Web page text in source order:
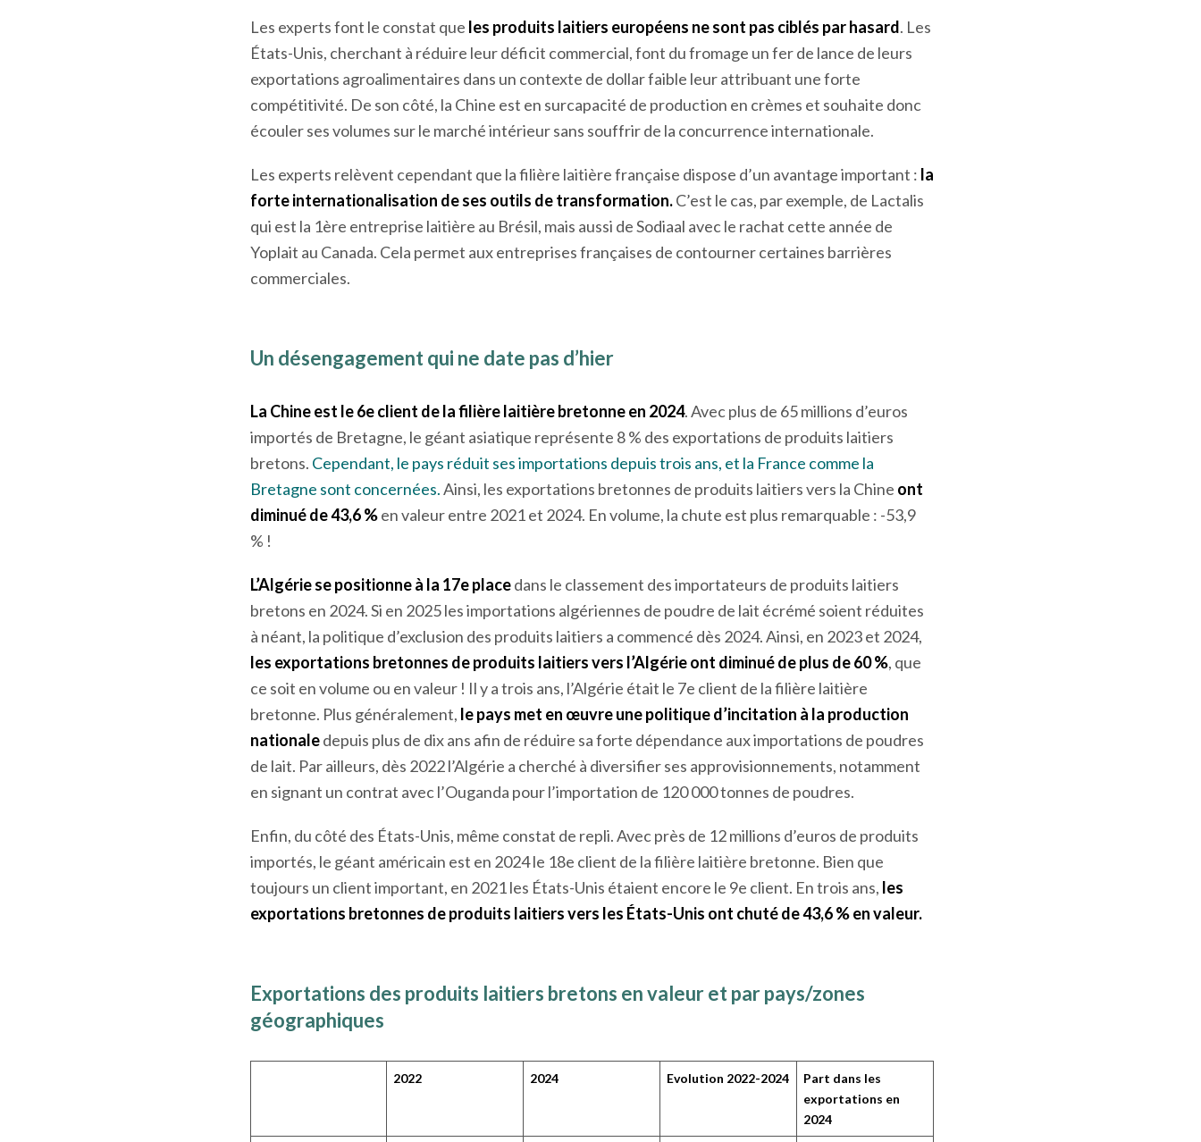
Les experts font le constat que les produits laitiers européens ne sont pas ciblés par hasard. Les
États-Unis, cherchant à réduire leur déficit commercial, font du fromage un fer de lance de leurs
exportations agroalimentaires dans un contexte de dollar faible leur attribuant une forte
compétitivité. De son côté, la Chine est en surcapacité de production en crèmes et souhaite donc
écouler ses volumes sur le marché intérieur sans souffrir de la concurrence internationale.
Les experts relèvent cependant que la filière laitière française dispose d’un avantage important : la
forte internationalisation de ses outils de transformation.C’est le cas, par exemple, de Lactalis
qui est la 1ère entreprise laitière au Brésil, mais aussi de Sodiaal avec le rachat cette année de
Yoplait au Canada. Cela permet aux entreprises françaises de contourner certaines barrières
commerciales.
Un désengagement qui ne date pas d’hier
La Chine est le 6eclient de la filière laitière bretonne en 2024. Avec plus de 65 millions d’euros
importés de Bretagne, le géant asiatique représente 8 % des exportations de produits laitiers
bretons. Cependant, le pays réduit ses importations depuis trois ans, et la France comme la
Bretagne sont concernées.Ainsi, les exportations bretonnes de produits laitiers vers la Chine ont
diminué de 43,6 %en valeur entre 2021 et 2024. En volume, la chute est plus remarquable : -53,9
% !
L’Algérie se positionne à la 17eplacedans le classement des importateurs de produits laitiers
bretons en 2024. Si en 2025 les importations algériennes de poudre de lait écrémé soient réduites
à néant, la politique d’exclusion des produits laitiers a commencé dès 2024. Ainsi, en 2023 et 2024,
les exportations bretonnes de produits laitiers vers l’Algérie ont diminué de plus de 60 %, que
ce soit en volume ou en valeur ! Il y a trois ans, l’Algérie était le 7e client de la filière laitière
bretonne. Plus généralement, le pays met en œuvre une politique d’incitation à la production
nationaledepuis plus de dix ans afin de réduire sa forte dépendance aux importations de poudres
de lait. Par ailleurs, dès 2022 l’Algérie a cherché à diversifier ses approvisionnements, notamment
en signant un contrat avec l’Ouganda pour l’importation de 120 000 tonnes de poudres.
Enfin, du côté des États-Unis, même constat de repli. Avec près de 12 millions d’euros de produits
importés, le géant américain est en 2024 le 18e client de la filière laitière bretonne. Bien que
toujours un client important, en 2021 les États-Unis étaient encore le 9e client. En trois ans, les
exportations bretonnes de produits laitiers vers les États-Unis ont chuté de 43,6 % en valeur.
Exportations des produits laitiers bretons en valeur et par pays/zones
géographiques
2022 2024 Evolution 2022-2024
Part dans les
exportations en
2024